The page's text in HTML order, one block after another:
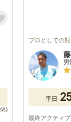
プロとしての
平日
最終アクティ